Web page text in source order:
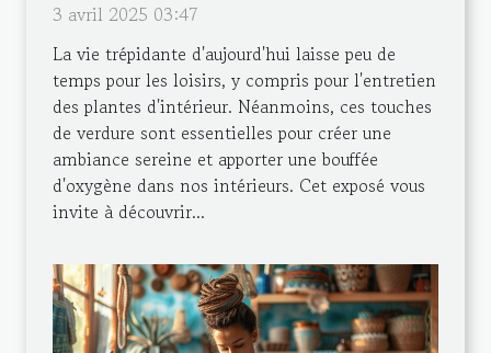
3 avril 2025 03:47
La vie trépidante d'aujourd'hui laisse peu de
temps pour les loisirs, y compris pour l'entretien
des plantes d'intérieur. Néanmoins, ces touches
de verdure sont essentielles pour créer une
ambiance sereine et apporter une bouffée
d'oxygène dans nos intérieurs. Cet exposé vous
invite à découvrir...